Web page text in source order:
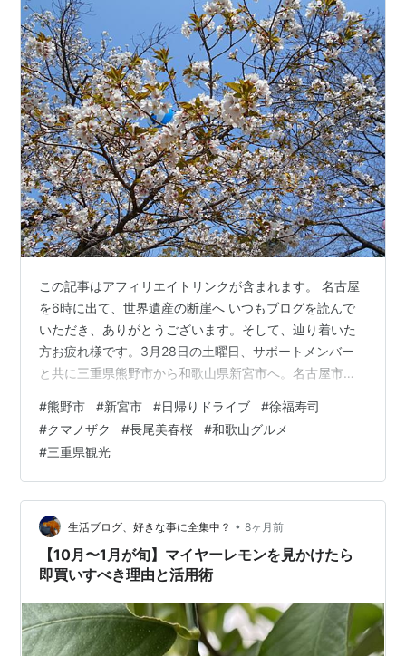
この記事はアフィリエイトリンクが含まれます。 名古屋
を6時に出て、世界遺産の断崖へ いつもブログを読んで
いただき、ありがとうございます。そして、辿り着いた
方お疲れ様です。3月28日の土曜日、サポートメンバー
と共に三重県熊野市から和歌山県新宮市へ。名古屋市内
3時間で世界遺産「鬼ヶ城」に到着しました。 鬼ヶ城展
望台への道は、熊野地方らしい急斜面。一部ぬかるんだ
箇所もあり、油断は禁物だと思われます。道中の山桜を
眺めながら登り切ると、展望台付近からは熊野灘の絶景
が。立入禁止エリアもありましたが、それでも十分に海
の青さに癒やされるはず。ひとりで自分と向…
#熊野市 #新宮市 #日帰りドライブ #徐福寿司
#クマノザク #長尾美春桜 #和歌山グルメ
#三重県観光
生活ブログ、好きな事に全集中？ • 8ヶ月前
【10月〜1月が旬】マイヤーレモンを見かけたら
即買いすべき理由と活用術